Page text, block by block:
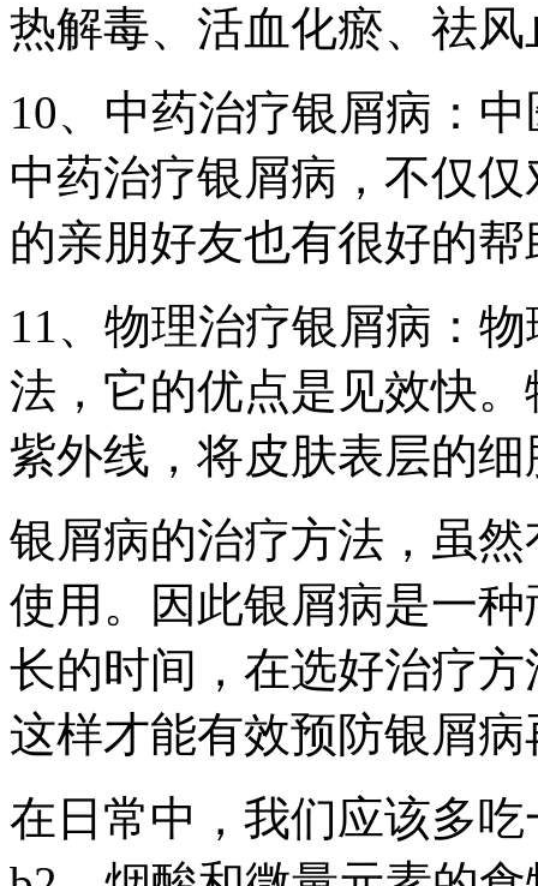
热解毒、活血化瘀、祛
10、中药治疗银屑病：
中药治疗银屑病，不仅
的亲朋好友也有很好的帮
11、物理治疗银屑病：
法，它的优点是见效快
紫外线，将皮肤表层的
银屑病的治疗方法，虽
使用。因此银屑病是一
长的时间，在选好治疗
这样才能有效预防银屑
在日常中，我们应该多